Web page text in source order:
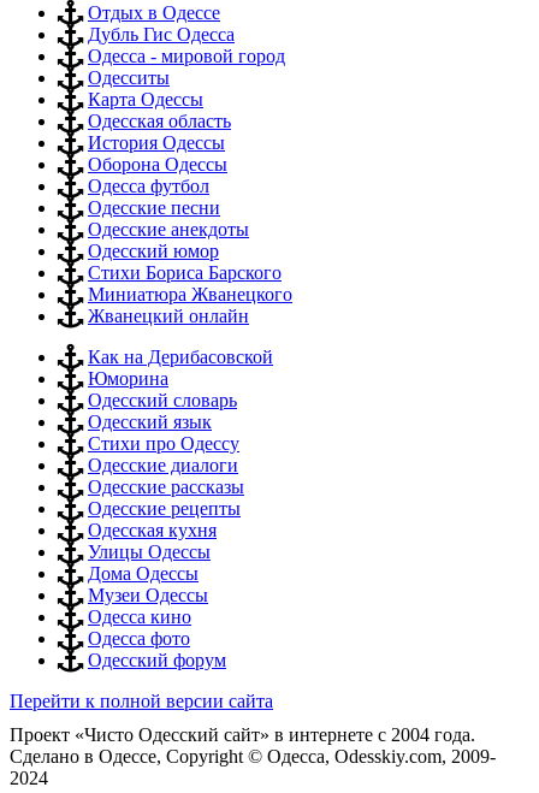
Отдых в Одессе
Дубль Гис Одесса
Одесса - мировой город
Одесситы
Карта Одессы
Одесская область
История Одессы
Оборона Одессы
Одесса футбол
Одесские песни
Одесские анекдоты
Одесский юмор
Стихи Бориса Барского
Миниатюра Жванецкого
Жванецкий онлайн
Как на Дерибасовской
Юморина
Одесский словарь
Одесский язык
Стихи про Одессу
Одесские диалоги
Одесские рассказы
Одесские рецепты
Одесская кухня
Улицы Одессы
Дома Одессы
Музеи Одессы
Одесса кино
Одесса фото
Одесский форум
Перейти к полной версии сайта
Проект «Чисто Одесский сайт» в интернете с 2004 года.
Сделано в Одессе, Copyright © Одесса, Odesskiy.com, 2009-
2024